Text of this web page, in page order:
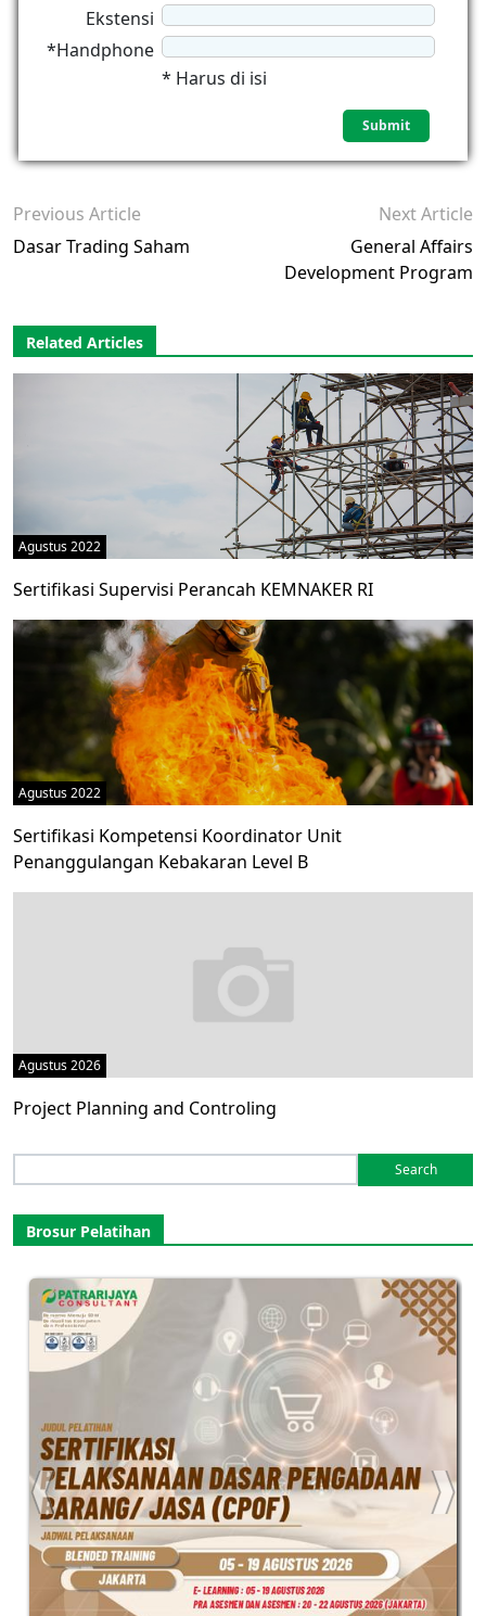
Ekstensi
*Handphone
* Harus di isi
Previous Article
Dasar Trading Saham
Next Article
General Affairs
Development Program
Related Articles
Agustus 2022
Sertifikasi Supervisi Perancah KEMNAKER RI
Agustus 2022
Sertifikasi Kompetensi Koordinator Unit
Penanggulangan Kebakaran Level B
Agustus 2026
Project Planning and Controling
for:
Brosur Pelatihan